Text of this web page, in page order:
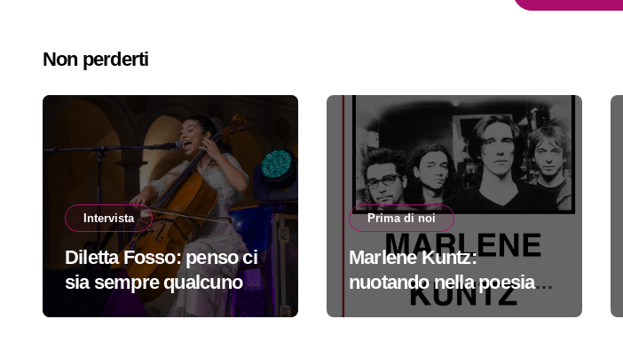
Non perderti
Intervista
Diletta Fosso: penso ci
sia sempre qualcuno
che cerca qualcosa di
Prima di noi
Marlene Kuntz:
nuotando nella poesia
#primadinoi